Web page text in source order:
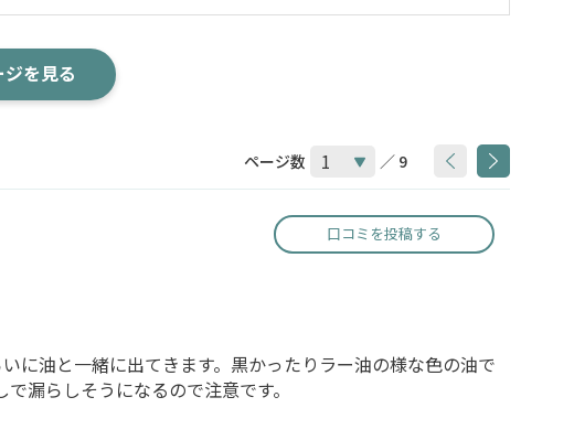
を見る
ページ数 ／ 9
口コミを投稿する
に油と一緒に出てきます。黒かったりラー油の様な色の油で
漏らしそうになるので注意です。